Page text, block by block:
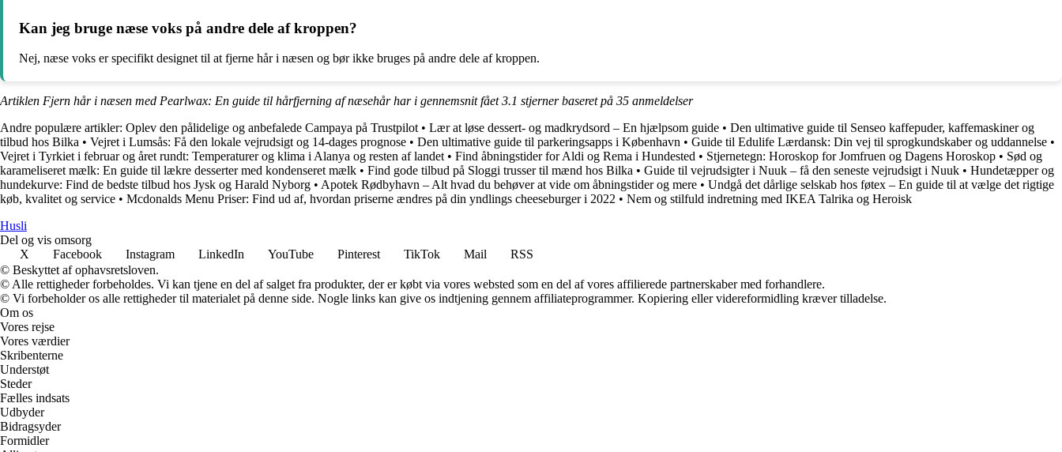
Kan jeg bruge næse voks på andre dele af kroppen?
Nej, næse voks er specifikt designet til at fjerne hår i næsen og bør ikke bruges på andre dele af kroppen.
Artiklen Fjern hår i næsen med Pearlwax: En guide til hårfjerning af næsehår har i gennemsnit fået3.1 stjerner baseret på 35 anmeldelser
Andre populære artikler: Oplev den pålidelige og anbefalede Campaya på Trustpilot • Lær at løse dessert- og madkrydsord – En hjælpsom guide • Den ultimative guide til Senseo kaffepuder, kaffemaskiner og
tilbud hos Bilka • Vejret i Lumsås: Få den lokale vejrudsigt og 14-dages prognose • Den ultimative guide til parkeringsapps i København • Guide til Edulife Lærdansk: Din vej til sprogkundskaber og uddannelse •
Vejret i Tyrkiet i februar og året rundt: Temperaturer og klima i Alanya og resten af landet • Find åbningstider for Aldi og Rema i Hundested • Stjernetegn: Horoskop for Jomfruen og Dagens Horoskop • Sød og
karameliseret mælk: En guide til lækre desserter med kondenseret mælk • Find gode tilbud på Sloggi trusser til mænd hos Bilka • Guide til vejrudsigter i Nuuk – få den seneste vejrudsigt i Nuuk • Hundetæpper og
hundekurve: Find de bedste tilbud hos Jysk og Harald Nyborg • Apotek Rødbyhavn – Alt hvad du behøver at vide om åbningstider og mere • Undgå det dårlige selskab hos føtex – En guide til at vælge det rigtige
køb, kvalitet og service • Mcdonalds Menu Priser: Find ud af, hvordan priserne ændres på din yndlings cheeseburger i 2022 • Nem og stilfuld indretning med IKEA Talrika og Heroisk
Husli
Del og vis omsorg
X
Facebook Instagram LinkedIn YouTube Pinterest TikTok Mail
RSS
© Beskyttet af ophavsretsloven.
© Alle rettigheder forbeholdes. Vi kan tjene en del af salget fra produkter, der er købt via vores websted som en del af vores affilierede partnerskaber med forhandlere.
© Vi forbeholder os alle rettigheder til materialet på denne side. Nogle links kan give os indtjening gennem affiliateprogrammer. Kopiering eller videreformidling kræver tilladelse.
Om os
Vores rejse
Vores værdier
Skribenterne
Understøt
Steder
Fælles indsats
Udbyder
Bidragsyder
Formidler